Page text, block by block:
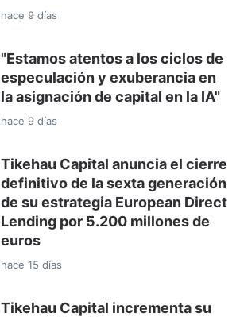
hace 9 días
"Estamos atentos a los ciclos de
especulación y exuberancia en
la asignación de capital en la IA"
hace 9 días
Tikehau Capital anuncia el cierre
definitivo de la sexta generación
de su estrategia European Direct
Lending por 5.200 millones de
euros
hace 15 días
Tikehau Capital incrementa su